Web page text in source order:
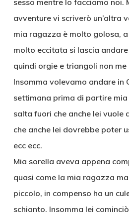
sesso mentre lo facciamo noi.
avventure vi scriverò un’altra
mia ragazza è molto golosa,
molto eccitata si lascia
quindi orgie e triangoli non
Insomma volevamo andare in
settimana prima di partire mia
salta fuori che anche lei vuole
che anche lei dovrebbe poter
ecc ecc.
Mia sorella aveva appena
quasi come la mia ragazza ma
piccolo, in compenso ha un
schianto. Insomma lei